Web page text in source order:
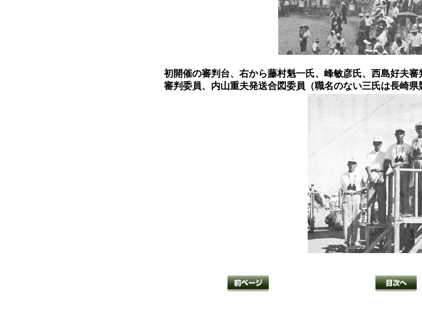
初開催の審判台、右から藤村魁一氏、峰敏彦氏、西島好夫
審判委員、内山重夫発送合図委員（職名のない三氏は長崎県